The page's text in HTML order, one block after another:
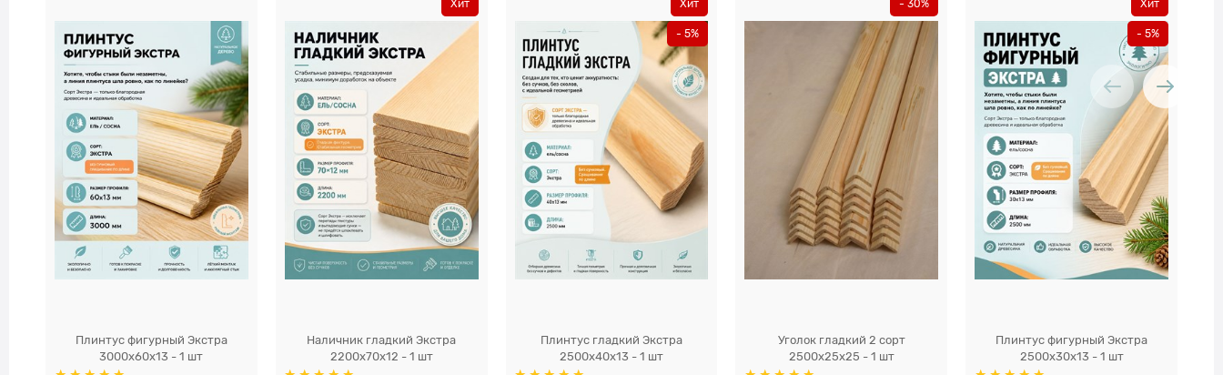
Плинтус фигурный Экстра
3000x60х13 - 1 шт
Наличник гладкий Экстра
2200x70x12 - 1 шт
Хит
Плинтус гладкий Экстра
2500x40х13 - 1 шт
Хит
- 5%
Уголок гладкий 2 сорт
2500x25x25 - 1 шт
- 30%
Плинтус фигурный Экстра
2500x30x13 - 1 шт
Хит
- 5%